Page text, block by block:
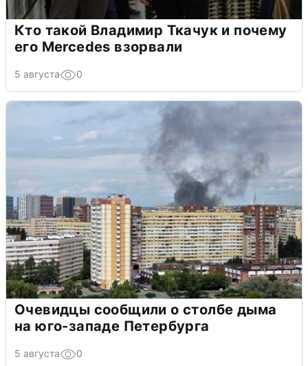
Кто такой Владимир Ткачук и почему
его Mercedes взорвали
5 августа 0
Очевидцы сообщили о столбе дыма
на юго-западе Петербурга
5 августа 0